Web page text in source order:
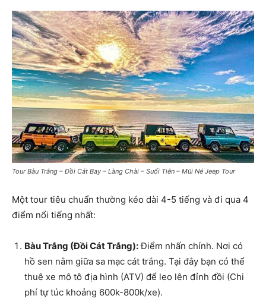
Tour Bàu Trắng – Đồi Cát Bay – Làng Chài – Suối Tiên – Mũi Né Jeep Tour
Một tour tiêu chuẩn thường kéo dài 4-5 tiếng và đi qua 4
điểm nổi tiếng nhất:
Bàu Trắng (Đồi Cát Trắng):Điểm nhấn chính. Nơi có
hồ sen nằm giữa sa mạc cát trắng. Tại đây bạn có thể
thuê xe mô tô địa hình (ATV) để leo lên đỉnh đồi (Chi
phí tự túc khoảng 600k-800k/xe).